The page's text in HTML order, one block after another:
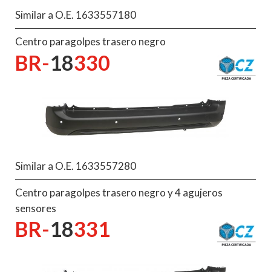
Similar a O.E. 1633557180
Centro paragolpes trasero negro
BR-18330
Similar a O.E. 1633557280
Centro paragolpes trasero negro y 4 agujeros
sensores
BR-18331